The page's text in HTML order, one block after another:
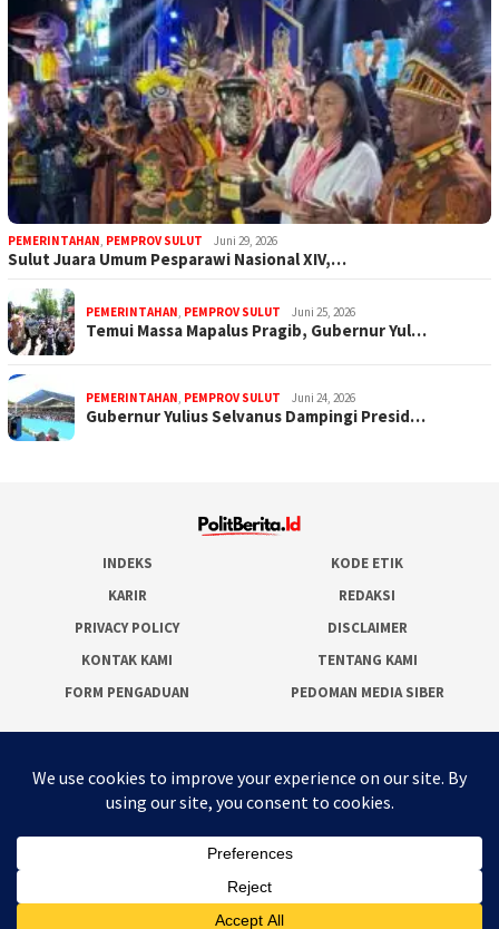
PEMERINTAHAN, PEMPROV SULUT Juni 29, 2026
Sulut Juara Umum Pesparawi Nasional XIV,…
PEMERINTAHAN, PEMPROV SULUT Juni 25, 2026
Temui Massa Mapalus Pragib, Gubernur Yul…
PEMERINTAHAN, PEMPROV SULUT Juni 24, 2026
Gubernur Yulius Selvanus Dampingi Presid…
INDEKS
KODE ETIK
KARIR
REDAKSI
PRIVACY POLICY
DISCLAIMER
KONTAK KAMI
TENTANG KAMI
FORM PENGADUAN
PEDOMAN MEDIA SIBER
JARINGAN SOCIAL
Facebook
Twitter
WordPress
Instagram
Youtube
RSS